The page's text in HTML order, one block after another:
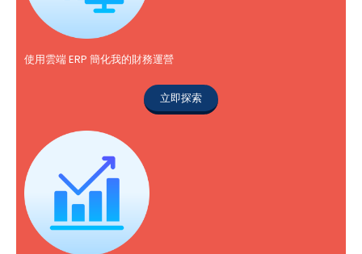
使用雲端 ERP 簡化我的財務運營
立即探索